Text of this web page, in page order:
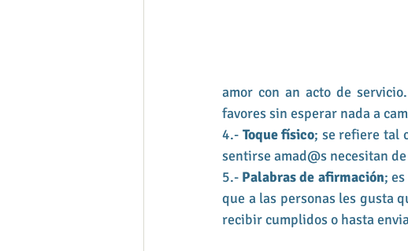
amor con an acto de
favores sin esperar nada a
4.- Toque físico; se refiere tal
sentirse amad@s necesitan
5.- Palabras de afirmación;
que a las personas les gusta
recibir cumplidos o hasta